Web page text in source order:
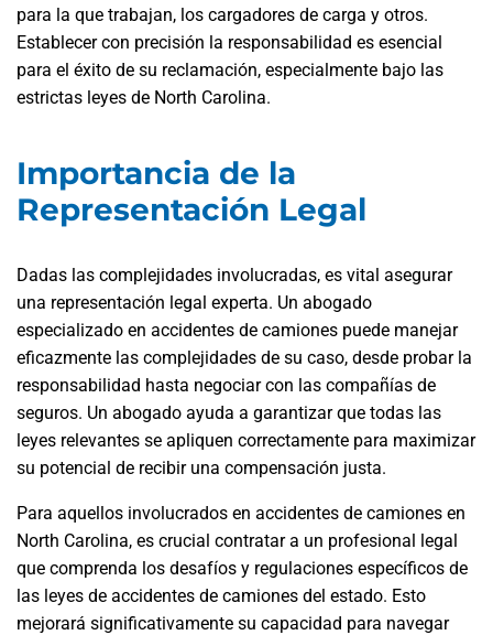
para la que trabajan, los cargadores de carga y otros.
Establecer con precisión la responsabilidad es esencial
para el éxito de su reclamación, especialmente bajo las
estrictas leyes de North Carolina.
Importancia de la
Representación Legal
Dadas las complejidades involucradas, es vital asegurar
una representación legal experta. Un abogado
especializado en accidentes de camiones puede manejar
eficazmente las complejidades de su caso, desde probar la
responsabilidad hasta negociar con las compañías de
seguros. Un abogado ayuda a garantizar que todas las
leyes relevantes se apliquen correctamente para maximizar
su potencial de recibir una compensación justa.
Para aquellos involucrados en accidentes de camiones en
North Carolina, es crucial contratar a un profesional legal
que comprenda los desafíos y regulaciones específicos de
las leyes de accidentes de camiones del estado. Esto
mejorará significativamente su capacidad para navegar